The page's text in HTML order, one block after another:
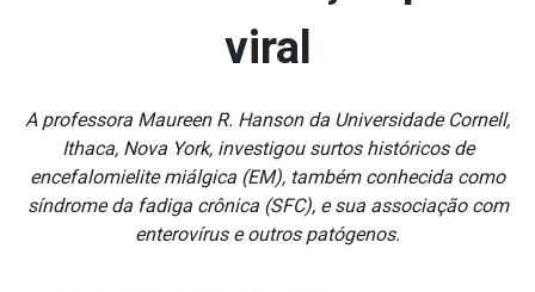
viral
A professora Maureen R. Hanson da Universidade Cornell,
Ithaca, Nova York, investigou surtos históricos de
encefalomielite miálgica (EM), também conhecida como
síndrome da fadiga crônica (SFC), e sua associação com
enterovírus e outros patógenos.